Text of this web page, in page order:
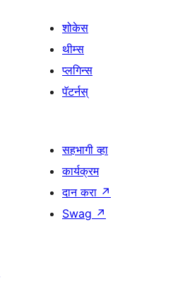
शोकेस
थीम्स
प्लगिन्स
पॅटर्नस्
सहभागी व्हा
कार्यक्रम
दान करा ↗
Swag ↗